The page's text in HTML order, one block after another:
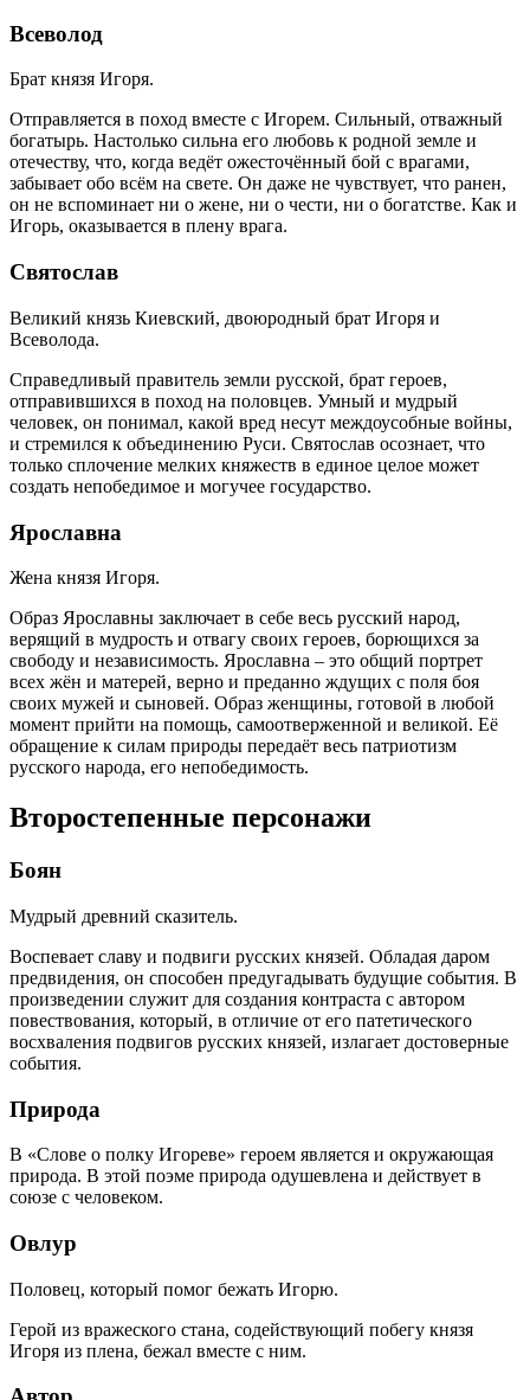
Всеволод
Брат князя Игоря.
Отправляется в поход вместе с Игорем. Сильный, отважный
богатырь. Настолько сильна его любовь к родной земле и
отечеству, что, когда ведёт ожесточённый бой с врагами,
забывает обо всём на свете. Он даже не чувствует, что ранен,
он не вспоминает ни о жене, ни о чести, ни о богатстве. Как и
Игорь, оказывается в плену врага.
Святослав
Великий князь Киевский, двоюродный брат Игоря и
Всеволода.
Справедливый правитель земли русской, брат героев,
отправившихся в поход на половцев. Умный и мудрый
человек, он понимал, какой вред несут междоусобные войны,
и стремился к объединению Руси. Святослав осознает, что
только сплочение мелких княжеств в единое целое может
создать непобедимое и могучее государство.
Ярославна
Жена князя Игоря.
Образ Ярославны заключает в себе весь русский народ,
верящий в мудрость и отвагу своих героев, борющихся за
свободу и независимость. Ярославна – это общий портрет
всех жён и матерей, верно и преданно ждущих с поля боя
своих мужей и сыновей. Образ женщины, готовой в любой
момент прийти на помощь, самоотверженной и великой. Её
обращение к силам природы передаёт весь патриотизм
русского народа, его непобедимость.
Второстепенные персонажи
Боян
Мудрый древний сказитель.
Воспевает славу и подвиги русских князей. Обладая даром
предвидения, он способен предугадывать будущие события. В
произведении служит для создания контраста с автором
повествования, который, в отличие от его патетического
восхваления подвигов русских князей, излагает достоверные
события.
Природа
В «Слове о полку Игореве» героем является и окружающая
природа. В этой поэме природа одушевлена и действует в
союзе с человеком.
Овлур
Половец, который помог бежать Игорю.
Герой из вражеского стана, содействующий побегу князя
Игоря из плена, бежал вместе с ним.